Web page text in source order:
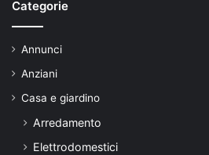
Categorie
Annunci
Anziani
Casa e giardino
Arredamento
Elettrodomestici